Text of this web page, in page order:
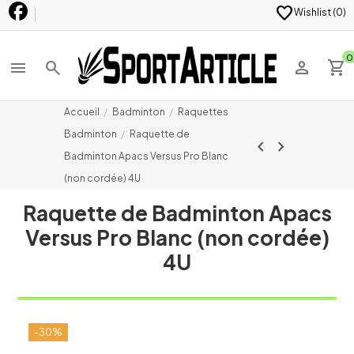
favoriteWishlist (0)
menu search person shopping_cart0
Accueil Badminton
Raquettes
Badminton
Raquette de
Badminton Apacs Versus Pro Blanc
(non cordée) 4U
chevron_left chevron_right
Raquette de Badminton Apacs
Versus Pro Blanc (non cordée)
4U
-30%